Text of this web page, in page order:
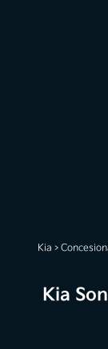
Kia >
Kia